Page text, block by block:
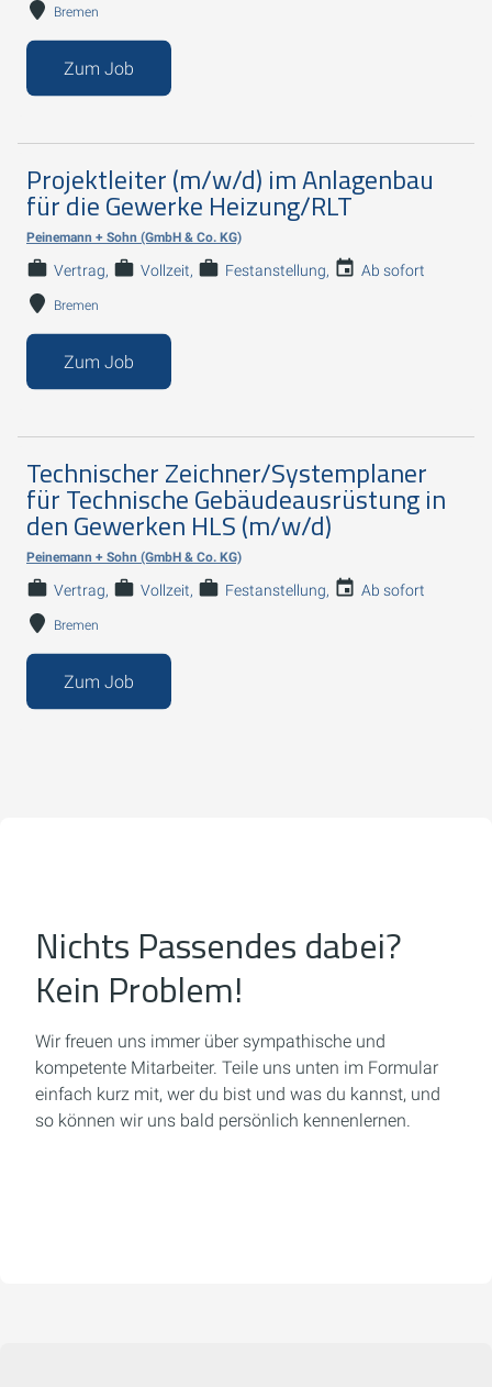
Bremen
Zum Job
Projektleiter (m/w/d) im Anlagenbau
für die Gewerke Heizung/RLT
Peinemann + Sohn (GmbH & Co. KG)
Vertrag Vollzeit Festanstellung Ab sofort
Bremen
Zum Job
Technischer Zeichner/Systemplaner
für Technische Gebäudeausrüstung in
den Gewerken HLS (m/w/d)
Peinemann + Sohn (GmbH & Co. KG)
Vertrag Vollzeit Festanstellung Ab sofort
Bremen
Zum Job
Nichts Passendes dabei?
Kein Problem!
Wir freuen uns immer über sympathische und
kompetente Mitarbeiter. Teile uns unten im Formular
einfach kurz mit, wer du bist und was du kannst, und
so können wir uns bald persönlich kennenlernen.